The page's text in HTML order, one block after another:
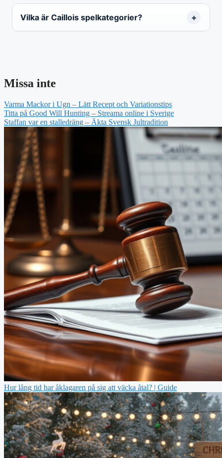
Vilka är Caillois spelkategorier?
Missa inte
Varma Mackor i Ugn – Lätt Recept och Variationstips
Titta på Good Will Hunting – Streama online i Sverige
Staffan var en stalledräng – Äkta Svensk Jultradition
Hur lång tid har åklagaren på sig att väcka åtal? | Guide